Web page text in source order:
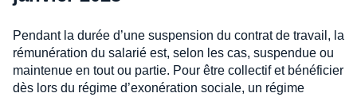
Pendant la durée d’une suspension du contrat de travail, la
rémunération du salarié est, selon les cas, suspendue ou
maintenue en tout ou partie. Pour être collectif et bénéficier
dès lors du régime d’exonération sociale, un régime